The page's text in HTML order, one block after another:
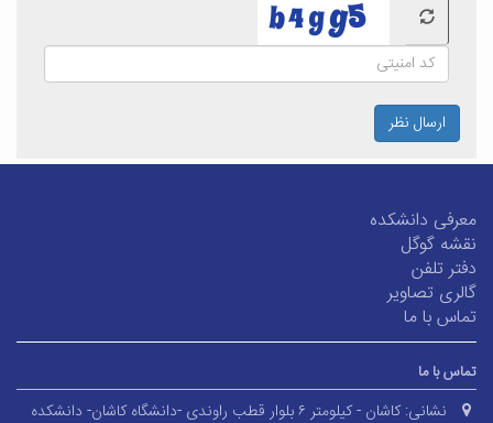
ارسال نظر
معرفی دانشکده
نقشه گوگل
دفتر تلفن
گالری تصاویر
تماس با ما
تماس با ما
نشانی:
کاشان - کیلومتر ۶ بلوار قطب راوندی -دانشگاه کاشان- دانشکده